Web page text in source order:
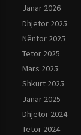
Janar 2026
Dhjetor 2025
Nëntor 2025
Tetor 2025
Mars 2025
Shkurt 2025
Janar 2025
Dhjetor 2024
Tetor 2024